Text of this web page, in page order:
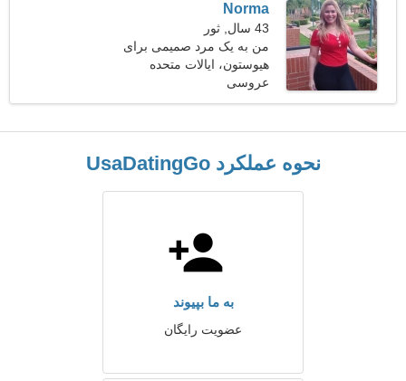
Norma
43 سال, ثور
من به یک مرد صمیمی برای
قدم زدن با هم نیاز دارم
هیوستون، ایالات متحده
آمریکا
عروسی
نحوه عملکرد UsaDatingGo
به ما بپیوند
عضویت رایگان